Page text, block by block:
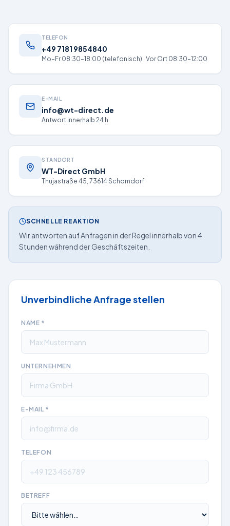
TELEFON
+49 7181 9854840
Mo–Fr 08:30–18:00 (telefonisch) · Vor Ort 08:30–12:00
E-MAIL
info@wt-direct.de
Antwort innerhalb 24 h
STANDORT
WT-Direct GmbH
Thujastraße 45, 73614 Schorndorf
SCHNELLE REAKTION
Wir antworten auf Anfragen in der Regel innerhalb von 4
Stunden während der Geschäftszeiten.
Unverbindliche Anfrage stellen
NAME *
UNTERNEHMEN
E-MAIL *
TELEFON
BETREFF